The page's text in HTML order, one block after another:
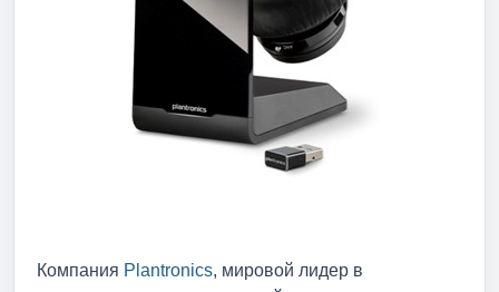
Компания Plantronics, мировой лидер в